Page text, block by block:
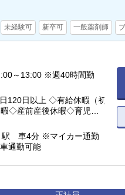
未経験可 新卒可 一般薬剤師
～13:00 ※週40時間勤
120日以上 ◇有給休暇（初
◇産前産後休暇◇育児休暇
駅 車4分 ※マイカー通勤
通勤可能